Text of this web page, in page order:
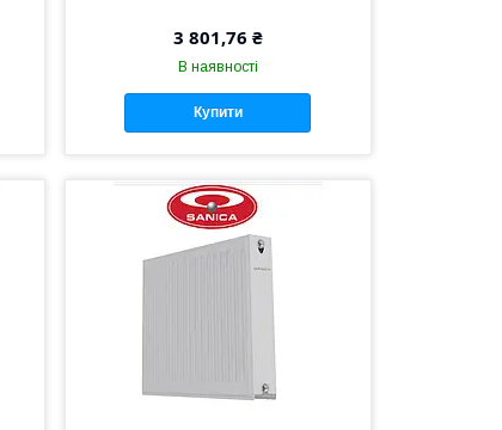
3 801,76 ₴
В наявності
Купити